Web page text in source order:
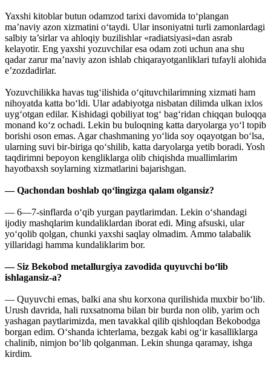
Yaxshi kitoblar butun odamzod tarixi davomida to‘plangan
ma’naviy azon xizmatini o‘taydi. Ular insoniyatni turli zamonlardagi
salbiy ta’sirlar va ahloqiy buzilishlar «radiatsiyasi»dan asrab
kelayotir. Eng yaxshi yozuvchilar esa odam zoti uchun ana shu
qadar zarur ma’naviy azon ishlab chiqarayotganliklari tufayli alohida
e’zozdadirlar.
Yozuvchilikka havas tug‘ilishida o‘qituvchilarimning xizmati ham
nihoyatda katta bo‘ldi. Ular adabiyotga nisbatan dilimda ulkan ixlos
uyg‘otgan edilar. Kishidagi qobiliyat tog‘ bag‘ridan chiqqan buloqqa
monand ko‘z ochadi. Lekin bu buloqning katta daryolarga yo‘l topib
borishi oson emas. Agar chashmaning yo‘lida soy oqayotgan bo‘lsa,
ularning suvi bir-biriga qo‘shilib, katta daryolarga yetib boradi. Yosh
taqdirimni bepoyon kengliklarga olib chiqishda muallimlarim
hayotbaxsh soylarning xizmatlarini bajarishgan.
— Qachondan boshlab qo‘lingizga qalam olgansiz?
— 6—7-sinflarda o‘qib yurgan paytlarimdan. Lekin o‘shandagi
ijodiy mashqlarim kundaliklardan iborat edi. Ming afsuski, ular
yo‘qolib qolgan, chunki yaxshi saqlay olmadim. Ammo talabalik
yillaridagi hamma kundaliklarim bor.
— Siz Bekobod metallurgiya zavodida quyuvchi bo‘lib
ishlagansiz-a?
— Quyuvchi emas, balki ana shu korxona qurilishida muxbir bo‘lib.
Urush davrida, hali ruxsatnoma bilan bir burda non olib, yarim och
yashagan paytlarimizda, men tavakkal qilib qishloqdan Bekobodga
borgan edim. O‘shanda ichterlama, bezgak kabi og‘ir kasalliklarga
chalinib, nimjon bo‘lib qolganman. Lekin shunga qaramay, ishga
kirdim.